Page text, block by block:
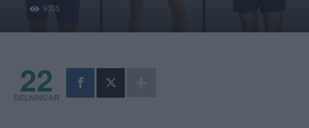
9355
22
DELNINGAR